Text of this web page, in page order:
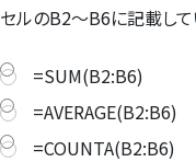
セルのB2～B6に記載し
=SUM(B2:B6)
=AVERAGE(B2:B6)
=COUNTA(B2:B6)